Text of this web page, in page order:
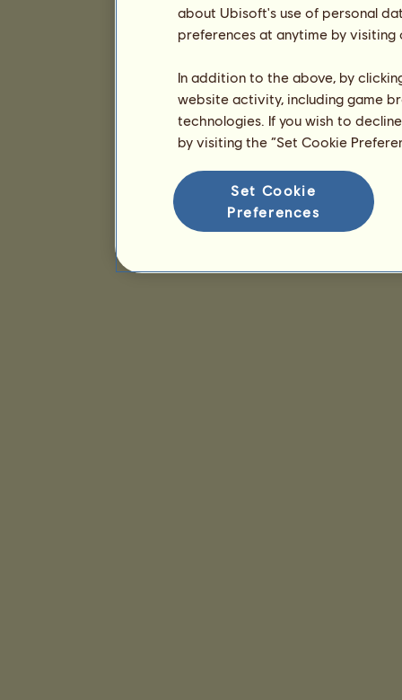
about Ubisoft's use of personal
preferences at anytime by
In addition to the above, by
website activity, including game
technologies. If you wish to
by visiting the “Set Cookie
Set Cookie
Preferences